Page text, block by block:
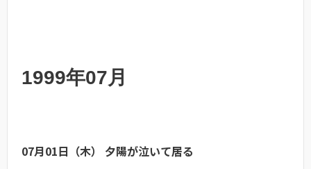
1999年07月
07月01日（木） 夕陽が泣いて居る